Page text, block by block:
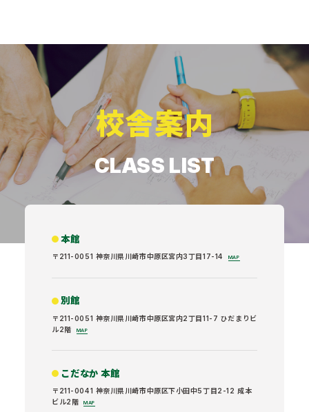
校舎案内
CLASS LIST
本館
〒211-0051 神奈川県川崎市中原区宮内3丁目17-14 MAP
別館
〒211-0051 神奈川県川崎市中原区宮内2丁目11-7 ひだまりビ
ル2階
MAP
こだなか 本館
〒211-0041 神奈川県川崎市中原区下小田中5丁目2-12 成本
ビル2階
MAP